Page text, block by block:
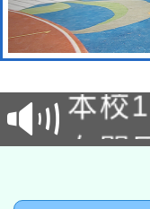
本校
第3
本校
次招
有關